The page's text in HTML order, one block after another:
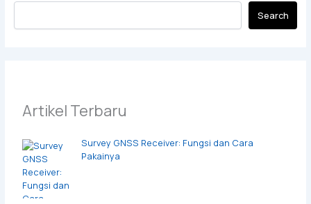
Search
Artikel Terbaru
Survey GNSS Receiver: Fungsi dan Cara
Pakainya